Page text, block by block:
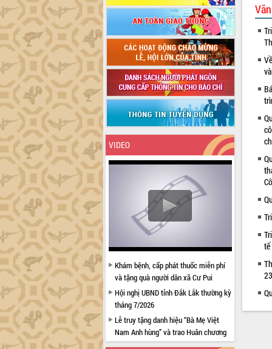
VIDEO
Khám bệnh, cấp phát thuốc miễn phí
và tặng quà người dân xã Cư Pui
Hội nghị UBND tỉnh Đắk Lắk thường kỳ
tháng 7/2026
Lễ truy tặng danh hiệu “Bà Mẹ Việt
Nam Anh hùng” và trao Huân chương
Lao động